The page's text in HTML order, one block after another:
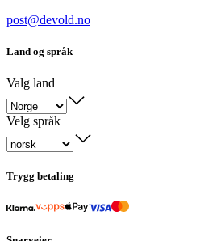
post@devold.no
Land og språk
Valg land
Velg språk
Trygg betaling